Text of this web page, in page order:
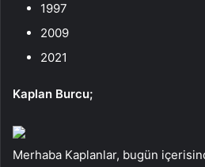
1997
2009
2021
Kaplan Burcu;
Merhaba Kaplanlar, bugün